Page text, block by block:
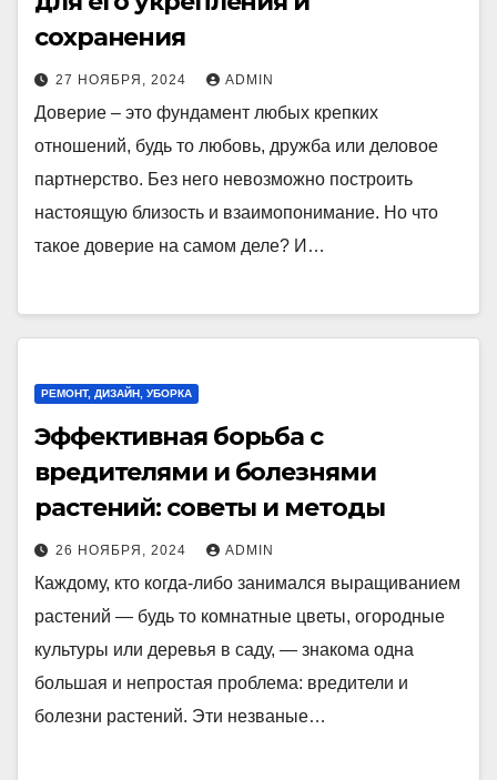
сохранения
27 НОЯБРЯ, 2024 ADMIN
Доверие – это фундамент любых крепких
отношений, будь то любовь, дружба или деловое
партнерство. Без него невозможно построить
настоящую близость и взаимопонимание. Но что
такое доверие на самом деле? И…
РЕМОНТ, ДИЗАЙН, УБОРКА
Эффективная борьба с
вредителями и болезнями
растений: советы и методы
26 НОЯБРЯ, 2024 ADMIN
Каждому, кто когда-либо занимался выращиванием
растений — будь то комнатные цветы, огородные
культуры или деревья в саду, — знакома одна
большая и непростая проблема: вредители и
болезни растений. Эти незваные…